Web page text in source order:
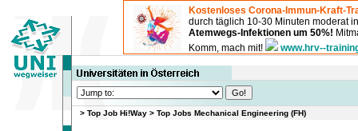
Kostenloses Corona-Immun-Kraft-
durch täglich 10-30 Minuten moderat
Atemwegs-Infektionen um 50%!
Komm, mach mit!
www.hrv--
> Top Job Hi!Way > Top Jobs Mechanical Engineering (FH)